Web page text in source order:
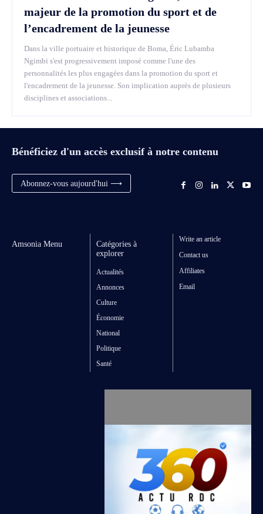
majeur de la promotion du sport et de
l’encadrement de la jeunesse
Dans la ville portuaire et historique de Boma, Éric Lubamba
Ngimbi s'est progressivement imposé comme l'une des
personnalités les plus engagées dans la promotion du sport et
l'encadrement de la jeunesse. Son implication auprès de plusieurs
disciplines et associations...
Bénéficiez d'un accès exclusif à notre contenu
Abonnez-vous aujourd'hui ⟶
Amsonia Menu
Catégories à
explorer
Actualités
Annonces
Culture
Économie
National
Politique
Santé
Write an article
Contact us
Affiliates
Email